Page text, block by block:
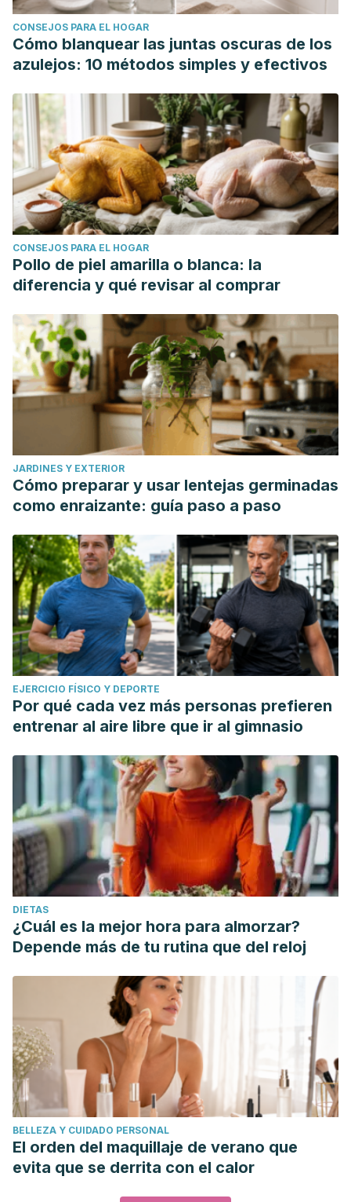
CONSEJOS PARA EL HOGAR
Cómo blanquear las juntas oscuras de los
azulejos: 10 métodos simples y efectivos
CONSEJOS PARA EL HOGAR
Pollo de piel amarilla o blanca: la
diferencia y qué revisar al comprar
JARDINES Y EXTERIOR
Cómo preparar y usar lentejas germinadas
como enraizante: guía paso a paso
EJERCICIO FÍSICO Y DEPORTE
Por qué cada vez más personas prefieren
entrenar al aire libre que ir al gimnasio
DIETAS
¿Cuál es la mejor hora para almorzar?
Depende más de tu rutina que del reloj
BELLEZA Y CUIDADO PERSONAL
El orden del maquillaje de verano que
evita que se derrita con el calor